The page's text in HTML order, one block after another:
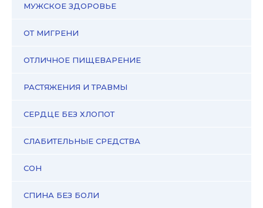
МУЖСКОЕ ЗДОРОВЬЕ
ОТ МИГРЕНИ
ОТЛИЧНОЕ ПИЩЕВАРЕНИЕ
РАСТЯЖЕНИЯ И ТРАВМЫ
СЕРДЦЕ БЕЗ ХЛОПОТ
СЛАБИТЕЛЬНЫЕ СРЕДСТВА
СОН
СПИНА БЕЗ БОЛИ